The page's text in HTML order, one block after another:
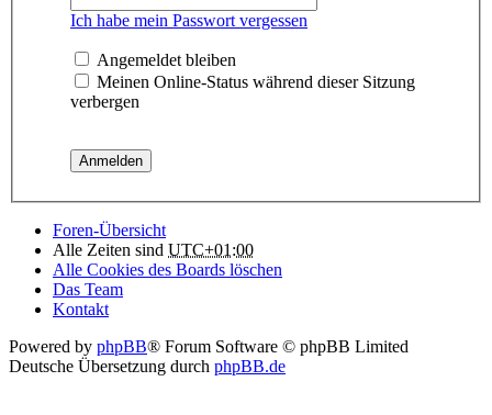
Ich habe mein Passwort vergessen
Angemeldet bleiben
Meinen Online-Status während dieser Sitzung
verbergen
Foren-Übersicht
Alle Zeiten sind UTC+01:00
Alle Cookies des Boards löschen
Das Team
Kontakt
Powered by phpBB® Forum Software © phpBB Limited
Deutsche Übersetzung durch phpBB.de